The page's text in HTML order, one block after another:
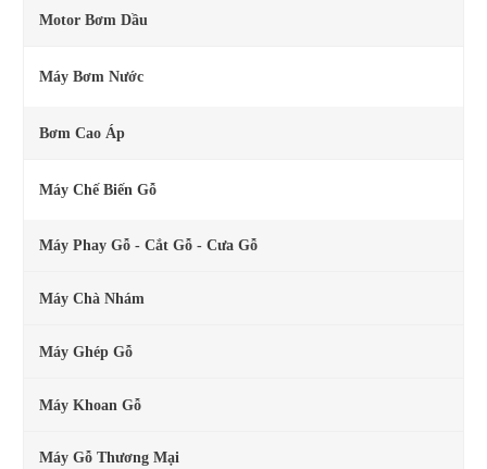
Motor Bơm Dầu
Máy Bơm Nước
Bơm Cao Áp
Máy Chế Biến Gỗ
Máy Phay Gỗ - Cắt Gỗ - Cưa Gỗ
Máy Chà Nhám
Máy Ghép Gỗ
Máy Khoan Gỗ
Máy Gỗ Thương Mại